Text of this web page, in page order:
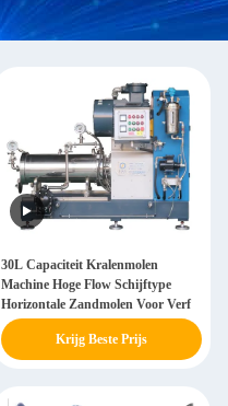
30L Capaciteit Kralenmolen
Machine Hoge Flow Schijftype
Horizontale Zandmolen Voor Verf
Krijg Beste Prijs